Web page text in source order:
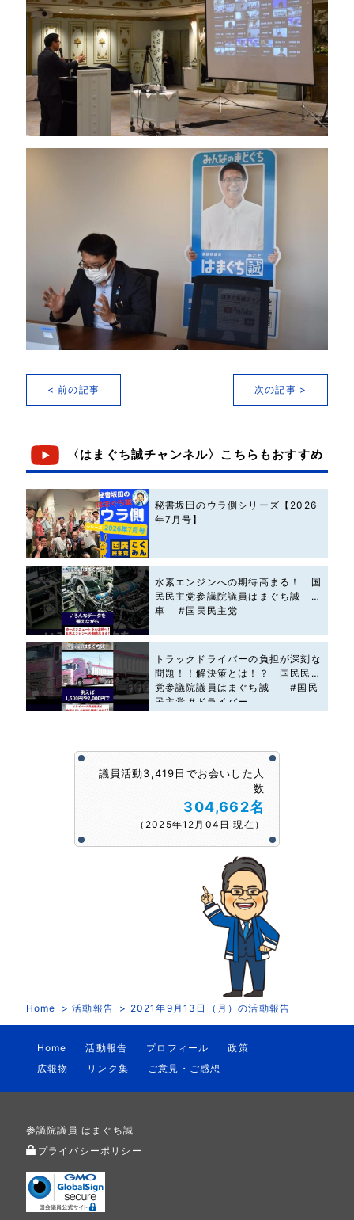
< 前の記事 次の記事 >
〈はまぐち誠チャンネル〉こちらもおすすめ
秘書坂田のウラ側シリーズ【2026
年7月号】
水素エンジンへの期待高まる！ 国
民民主党参議院議員はまぐち誠 #
車 #国民民主党
トラックドライバーの負担が深刻な
問題！！解決策とは！？ 国民民主
党参議院議員はまぐち誠 #国民
民主党 #ドライバー
議員活動3,419日でお会いした人
数
304,662名
（2025年12月04日 現在）
Home 活動報告 2021年9月13日（月）の活動報告
Home 活動報告 プロフィール
政策
広報物
リンク集 ご意見・ご感想
参議院議員 はまぐち誠
プライバシーポリシー